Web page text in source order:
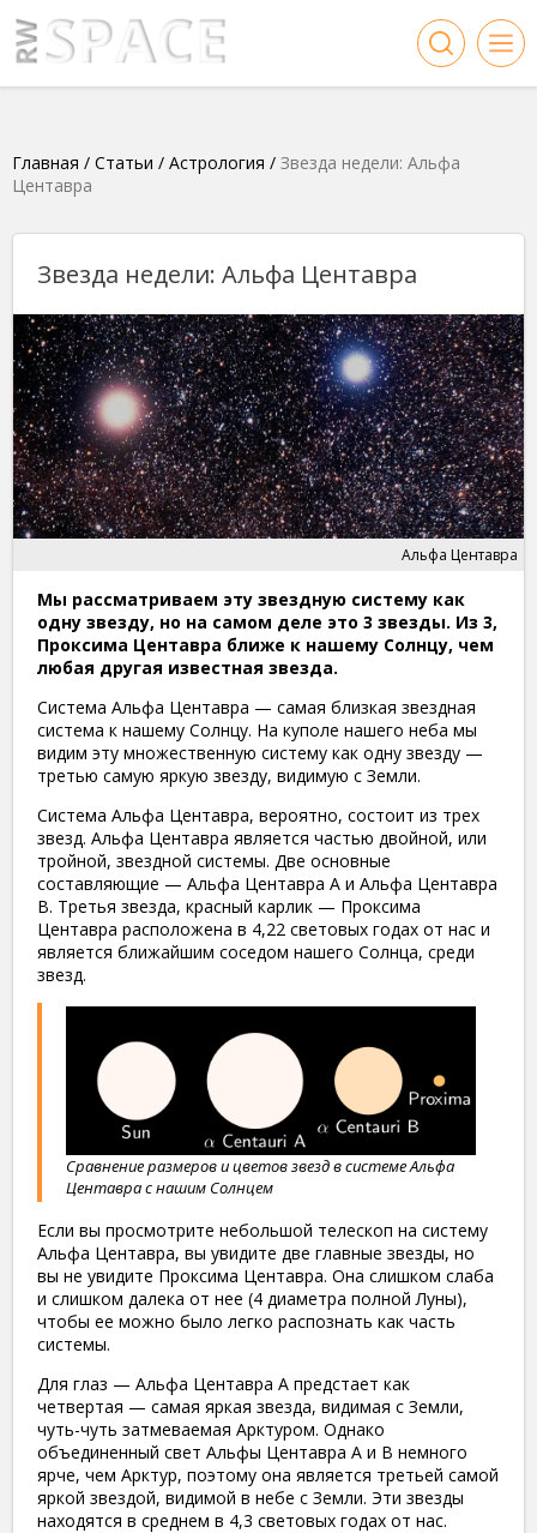
Главная / Статьи / Астрология / Звезда недели: Альфа
Центавра
Звезда недели: Альфа Центавра
Альфа Центавра
Мы рассматриваем эту звездную систему как
одну звезду, но на самом деле это 3 звезды. Из 3,
Проксима Центавра ближе к нашему Солнцу, чем
любая другая известная звезда.
Система Альфа Центавра — самая близкая звездная
система к нашему Солнцу. На куполе нашего неба мы
видим эту множественную систему как одну звезду —
третью самую яркую звезду, видимую с Земли.
Система Альфа Центавра, вероятно, состоит из трех
звезд. Альфа Центавра является частью двойной, или
тройной, звездной системы. Две основные
составляющие — Альфа Центавра А и Альфа Центавра
B. Третья звезда, красный карлик — Проксима
Центавра расположена в 4,22 световых годах от нас и
является ближайшим соседом нашего Солнца, среди
звезд.
Сравнение размеров и цветов звезд в системе Альфа
Центавра с нашим Солнцем
Если вы просмотрите небольшой телескоп на систему
Альфа Центавра, вы увидите две главные звезды, но
вы не увидите Проксима Центавра. Она слишком слаба
и слишком далека от нее (4 диаметра полной Луны),
чтобы ее можно было легко распознать как часть
системы.
Для глаз — Альфа Центавра A предстает как
четвертая — самая яркая звезда, видимая с Земли,
чуть-чуть затмеваемая Арктуром. Однако
объединенный свет Альфы Центавра А и В немного
ярче, чем Арктур, поэтому она является третьей самой
яркой звездой, видимой в небе с Земли. Эти звезды
находятся в среднем в 4,3 световых годах от нас.